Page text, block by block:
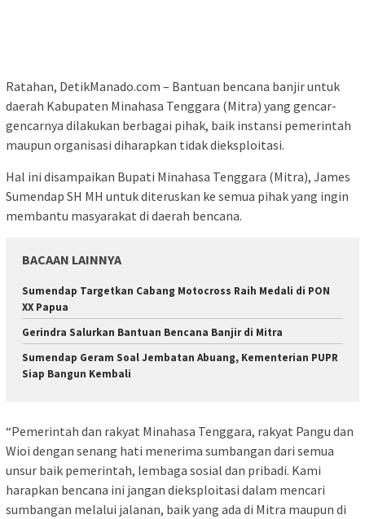
Ratahan, DetikManado.com – Bantuan bencana banjir untuk
daerah Kabupaten Minahasa Tenggara (Mitra) yang gencar-
gencarnya dilakukan berbagai pihak, baik instansi pemerintah
maupun organisasi diharapkan tidak dieksploitasi.
Hal ini disampaikan Bupati Minahasa Tenggara (Mitra), James
Sumendap SH MH untuk diteruskan ke semua pihak yang ingin
membantu masyarakat di daerah bencana.
BACAAN LAINNYA
Sumendap Targetkan Cabang Motocross Raih Medali di PON
XX Papua
Gerindra Salurkan Bantuan Bencana Banjir di Mitra
Sumendap Geram Soal Jembatan Abuang, Kementerian PUPR
Siap Bangun Kembali
“Pemerintah dan rakyat Minahasa Tenggara, rakyat Pangu dan
Wioi dengan senang hati menerima sumbangan dari semua
unsur baik pemerintah, lembaga sosial dan pribadi. Kami
harapkan bencana ini jangan dieksploitasi dalam mencari
sumbangan melalui jalanan, baik yang ada di Mitra maupun di